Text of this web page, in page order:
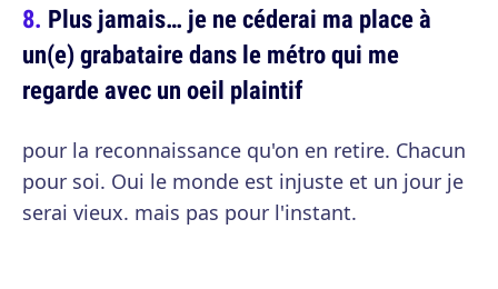
Plus jamais… je ne céderai ma place à
un(e) grabataire dans le métro qui me
regarde avec un oeil plaintif
pour la reconnaissance qu'on en retire. Chacun
pour soi. Oui le monde est injuste et un jour je
serai vieux. mais pas pour l'instant.